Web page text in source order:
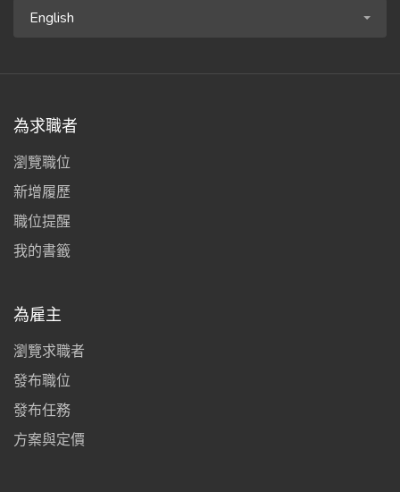
English
為求職者
瀏覽職位
新增履歷
職位提醒
我的書籤
為雇主
瀏覽求職者
發布職位
發布任務
方案與定價